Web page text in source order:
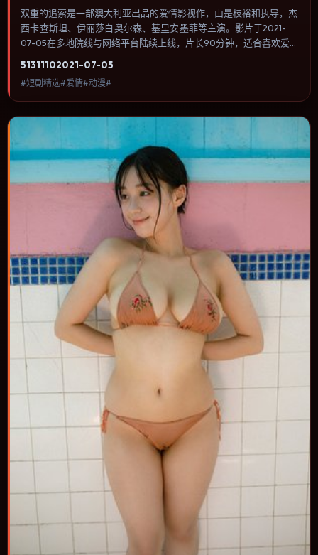
双重的追索是一部澳大利亚出品的爱情影视作，由是枝裕和执导，杰
西卡·查斯坦、伊丽莎白·奥尔森、基里安·墨菲等主演。影片于2021-
07-05在多地院线与网络平台陆续上线，片长90分钟，适合喜欢爱情
择与情节推进，节奏与视听语言统一，可作为休闲观影或类型片补片
的选择。
51311102021-07-05
#短剧精选#爱情#动漫#